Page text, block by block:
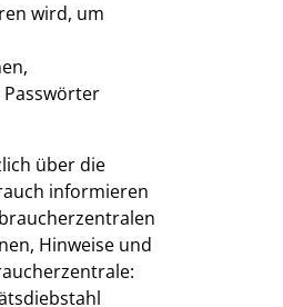
wird, um
über die
informieren
Hinweise und